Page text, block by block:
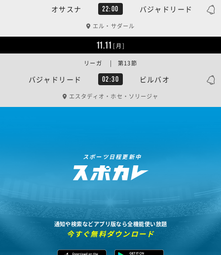
オサスナ 22:00 バジャドリード
エル・サダール
11.11 [月]
バジャドリード 02:30 ビルバオ
リーガ | 第13節
エスタディオ・ホセ・ソリージャ
スポーツ日程更新中
通知や検索などアプリ版なら全機能使い放題
今すぐ無料ダウンロード